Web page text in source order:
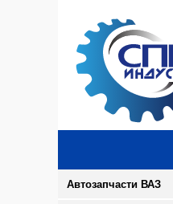
Автозапчасти ВАЗ